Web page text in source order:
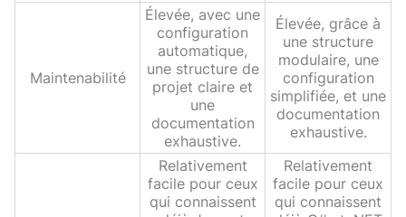
Maintenabilité
Élevée, avec une
configuration
automatique,
une structure de
projet claire et
une
documentation
exhaustive.
Élevée, grâce à
une structure
modulaire, une
configuration
simplifiée, et une
documentation
exhaustive.
Relativement
facile pour ceux
qui connaissent
Relativement
facile pour ceux
qui connaissent